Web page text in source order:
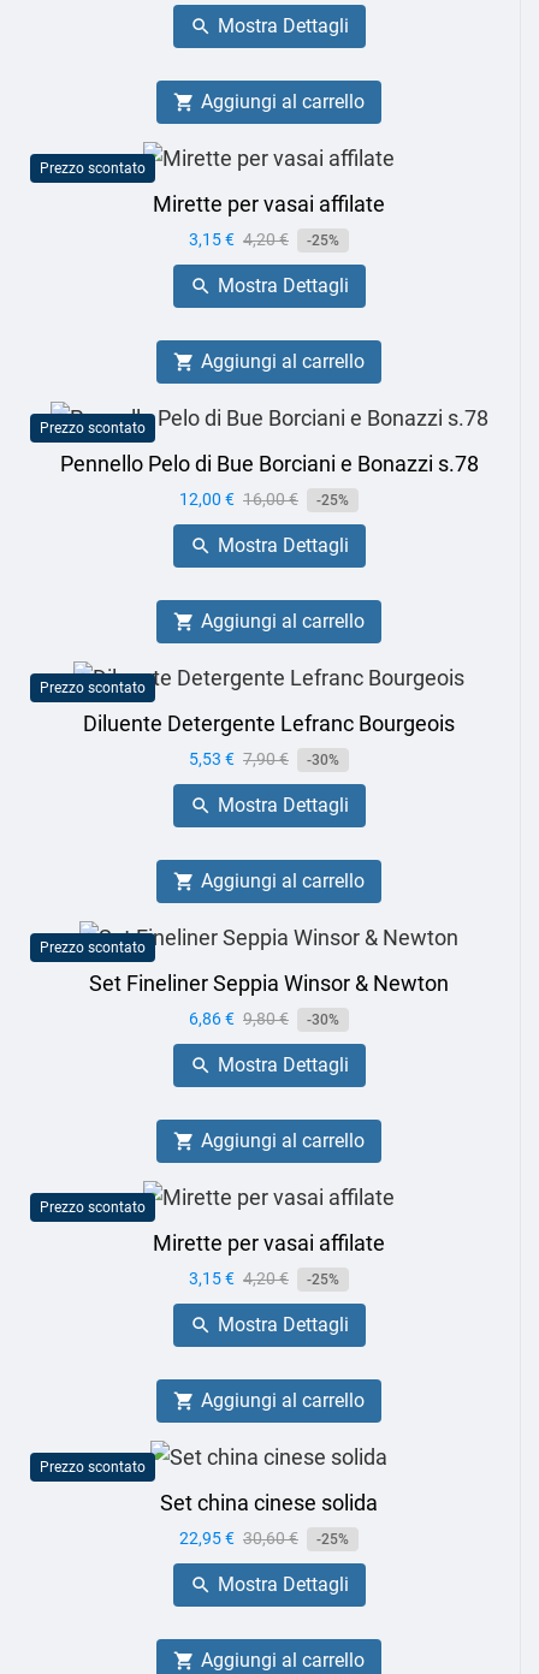
base
 Mostra Dettagli
 Aggiungi al carrello
Prezzo scontato
Mirette per vasai affilate
Prezzo
3,15 € Prezzo
base
4,20 € -25%
 Mostra Dettagli
 Aggiungi al carrello
Prezzo scontato
Pennello Pelo di Bue Borciani e Bonazzi s.78
Prezzo
12,00 € Prezzo
base
16,00 € -25%
 Mostra Dettagli
 Aggiungi al carrello
Prezzo scontato
Diluente Detergente Lefranc Bourgeois
Prezzo
5,53 € Prezzo
base
7,90 € -30%
 Mostra Dettagli
 Aggiungi al carrello
Prezzo scontato
Set Fineliner Seppia Winsor & Newton
Prezzo
6,86 € Prezzo
base
9,80 € -30%
 Mostra Dettagli
 Aggiungi al carrello
Prezzo scontato
Mirette per vasai affilate
Prezzo
3,15 € Prezzo
base
4,20 € -25%
 Mostra Dettagli
 Aggiungi al carrello
Prezzo scontato
Set china cinese solida
Prezzo
22,95 € Prezzo
base
30,60 € -25%
 Mostra Dettagli
 Aggiungi al carrello